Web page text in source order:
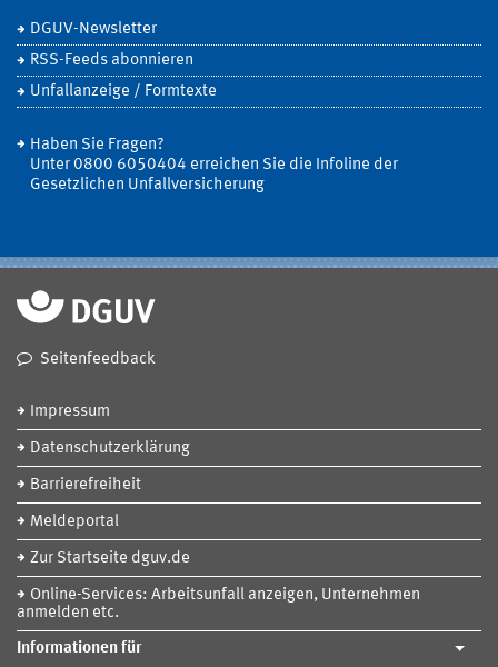
DGUV-Newsletter
RSS-Feeds abonnieren
Unfallanzeige / Formtexte
Haben Sie Fragen?
Unter 0800 6050404 erreichen Sie die Infoline der
Gesetzlichen Unfallversicherung
Seitenfeedback
Impressum
Datenschutzerklärung
Barrierefreiheit
Meldeportal
Zur Startseite dguv.de
Online-Services: Arbeitsunfall anzeigen, Unternehmen
anmelden etc.
Informationen für